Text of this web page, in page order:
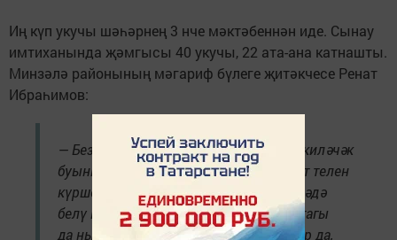
Иң күп укучы шәһәрнең 3 нче мәктәбеннән иде. Сынау
имтиханында җәмгысы 40 укучы, 22 ата-ана катнашты.
Минзәлә районының мәгариф бүлеге җитәкчесе Ренат
Ибраһимов:
— Без үз туган телебезне белергә һәм киләчәк
буыннарга тапшырырга тиеш. Ә дәүләт телен
күршең белән аңлаша алырлык дәрәҗәдә
белү милләтләр арасында дуслыкны тагы
да ныгыта. Имтиханга килгән укучылар да,